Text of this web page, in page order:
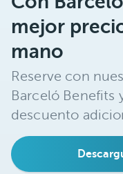
mejor
mano
Reserve con
Barceló Benefits
descuento